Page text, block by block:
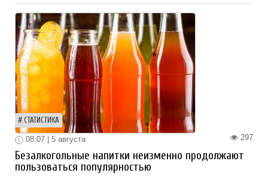
СТАТИСТИКА
297
08:07 | 5 августа
Безалкогольные напитки неизменно продолжают
пользоваться популярностью